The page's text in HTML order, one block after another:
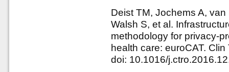
Deist TM, Jochems A,
Walsh S, et al.
methodology for privacy-
health care: euroCAT.
doi: 10.1016/